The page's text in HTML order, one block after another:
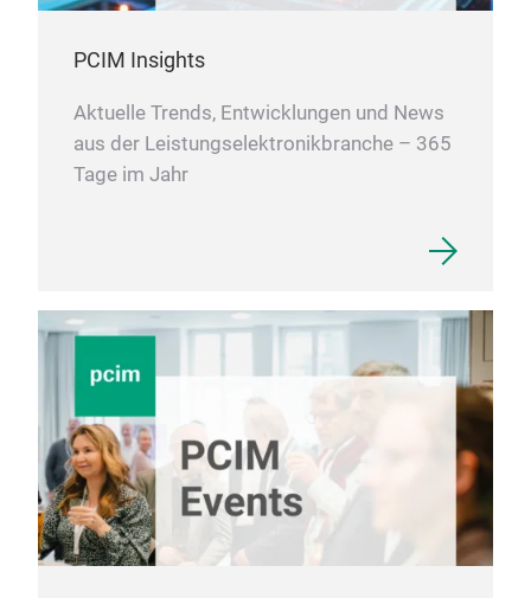
PCIM Insights
Aktuelle Trends, Entwicklungen und News
aus der Leistungselektronikbranche – 365
Tage im Jahr